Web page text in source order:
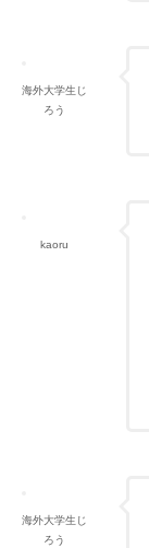
海外大学生じ
ろう
kaoru
海外大学生じ
ろう